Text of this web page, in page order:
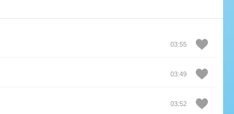
03:55
03:49
03:52